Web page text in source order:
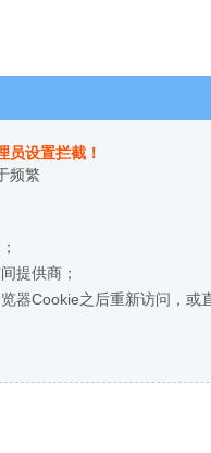
员设置拦截！
频繁
提供商；
器Cookie之后重新访问，或